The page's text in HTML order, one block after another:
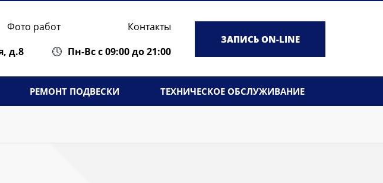
Фото работ
Контакты
д.8 Пн-Вс с 09:00 до 21:00
ЗАПИСЬ ON-LINE
РЕМОНТ ПОДВЕСКИ ТЕХНИЧЕСКОЕ ОБСЛУЖИВАНИЕ